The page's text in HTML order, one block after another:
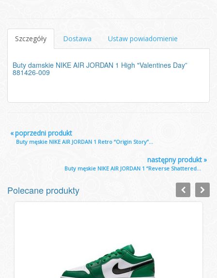
Szczegóły Dostawa Ustaw powiadomienie
Buty damskie NIKE AIR JORDAN 1 High "Valentines Day”
881426-009
«poprzedni produkt
Buty męskie NIKE AIR JORDAN 1 Retro “Origin Story”...
»
następny produkt
Buty męskie NIKE AIR JORDAN 1 “Reverse Shattered...
Polecane produkty